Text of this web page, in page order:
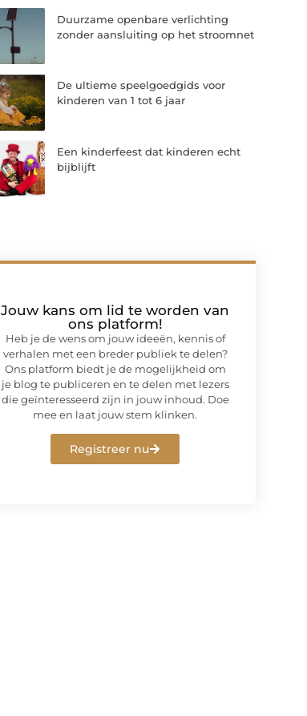
Duurzame openbare verlichting
zonder aansluiting op het stroomnet
De ultieme speelgoedgids voor
kinderen van 1 tot 6 jaar
Een kinderfeest dat kinderen echt
bijblijft
Jouw kans om lid te worden van
ons platform!
Heb je de wens om jouw ideeën, kennis of
verhalen met een breder publiek te delen?
Ons platform biedt je de mogelijkheid om
je blog te publiceren en te delen met lezers
die geïnteresseerd zijn in jouw inhoud. Doe
mee en laat jouw stem klinken.
Registreer nu